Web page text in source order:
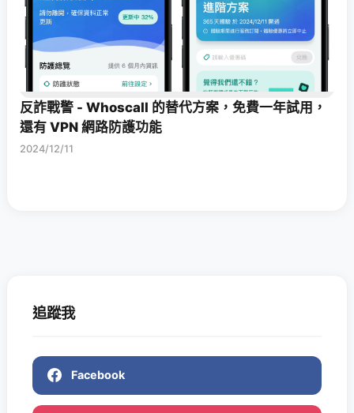
反詐戰警 - Whoscall 的替代方案，免費一年試用，
還有 VPN 網路防護功能
2024/12/11
追蹤我
Facebook